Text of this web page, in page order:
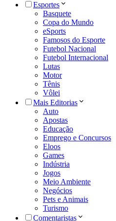
Esportes
Basquete
Copa do Mundo
eSports
Famosos do Esporte
Futebol Nacional
Futebol Internacional
Lutas
Motor
Tênis
Vôlei
Mais Editorias
Auto
Apostas
Educação
Emprego e Concursos
Eloos
Games
Indústria
Jogos
Meio Ambiente
Negócios
Pets e Animais
Turismo
Comentaristas